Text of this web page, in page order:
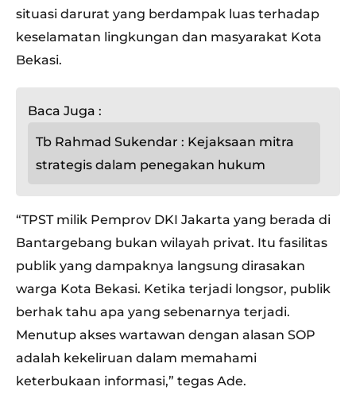
situasi darurat yang berdampak luas terhadap
keselamatan lingkungan dan masyarakat Kota
Bekasi.
Baca Juga :
Tb Rahmad Sukendar : Kejaksaan mitra
strategis dalam penegakan hukum
“TPST milik Pemprov DKI Jakarta yang berada di
Bantargebang bukan wilayah privat. Itu fasilitas
publik yang dampaknya langsung dirasakan
warga Kota Bekasi. Ketika terjadi longsor, publik
berhak tahu apa yang sebenarnya terjadi.
Menutup akses wartawan dengan alasan SOP
adalah kekeliruan dalam memahami
keterbukaan informasi,” tegas Ade.